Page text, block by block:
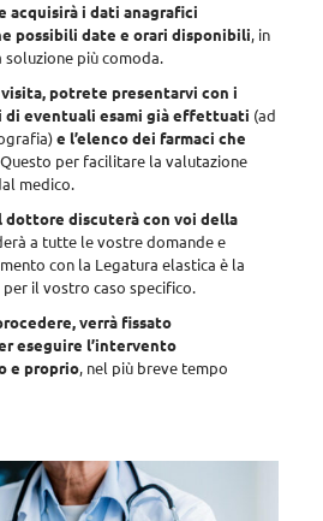
acquisirà i dati anagrafici
possibili date e orari disponibili, in
più comoda.
potrete presentarvi con i
eventuali esami già effettuati (ad
e l’elenco dei farmaci che
per facilitare la valutazione
medico.
dottore discuterà con voi della
a tutte le vostre domande e
con la Legatura elastica è la
il vostro caso specifico.
verrà fissato
eseguire l’intervento
e proprio, nel più breve tempo